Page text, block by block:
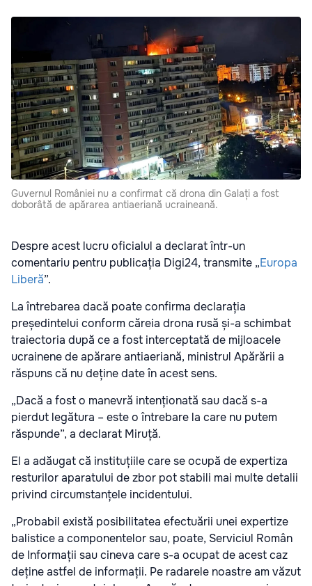
Guvernul României nu a confirmat că drona din Galați a fost
doborâtă de apărarea antiaeriană ucraineană.
Despre acest lucru oficialul a declarat într-un
comentariu pentru publicația Digi24, transmite „Europa
Liberă”.
La întrebarea dacă poate confirma declarația
președintelui conform căreia drona rusă și-a schimbat
traiectoria după ce a fost interceptată de mijloacele
ucrainene de apărare antiaeriană, ministrul Apărării a
răspuns că nu deține date în acest sens.
„Dacă a fost o manevră intenționată sau dacă s-a
pierdut legătura – este o întrebare la care nu putem
răspunde”, a declarat Miruță.
El a adăugat că instituțiile care se ocupă de expertiza
resturilor aparatului de zbor pot stabili mai multe detalii
privind circumstanțele incidentului.
„Probabil există posibilitatea efectuării unei expertize
balistice a componentelor sau, poate, Serviciul Român
de Informații sau cineva care s-a ocupat de acest caz
deține astfel de informații. Pe radarele noastre am văzut